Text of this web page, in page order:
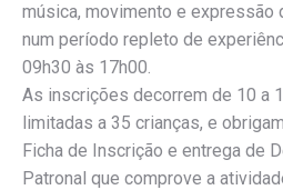
música, movimento e expressão
num período repleto de
09h30 às 17h00.
As inscrições decorrem de 10 a
limitadas a 35 crianças, e
Ficha de Inscrição e entrega de
Patronal que comprove a